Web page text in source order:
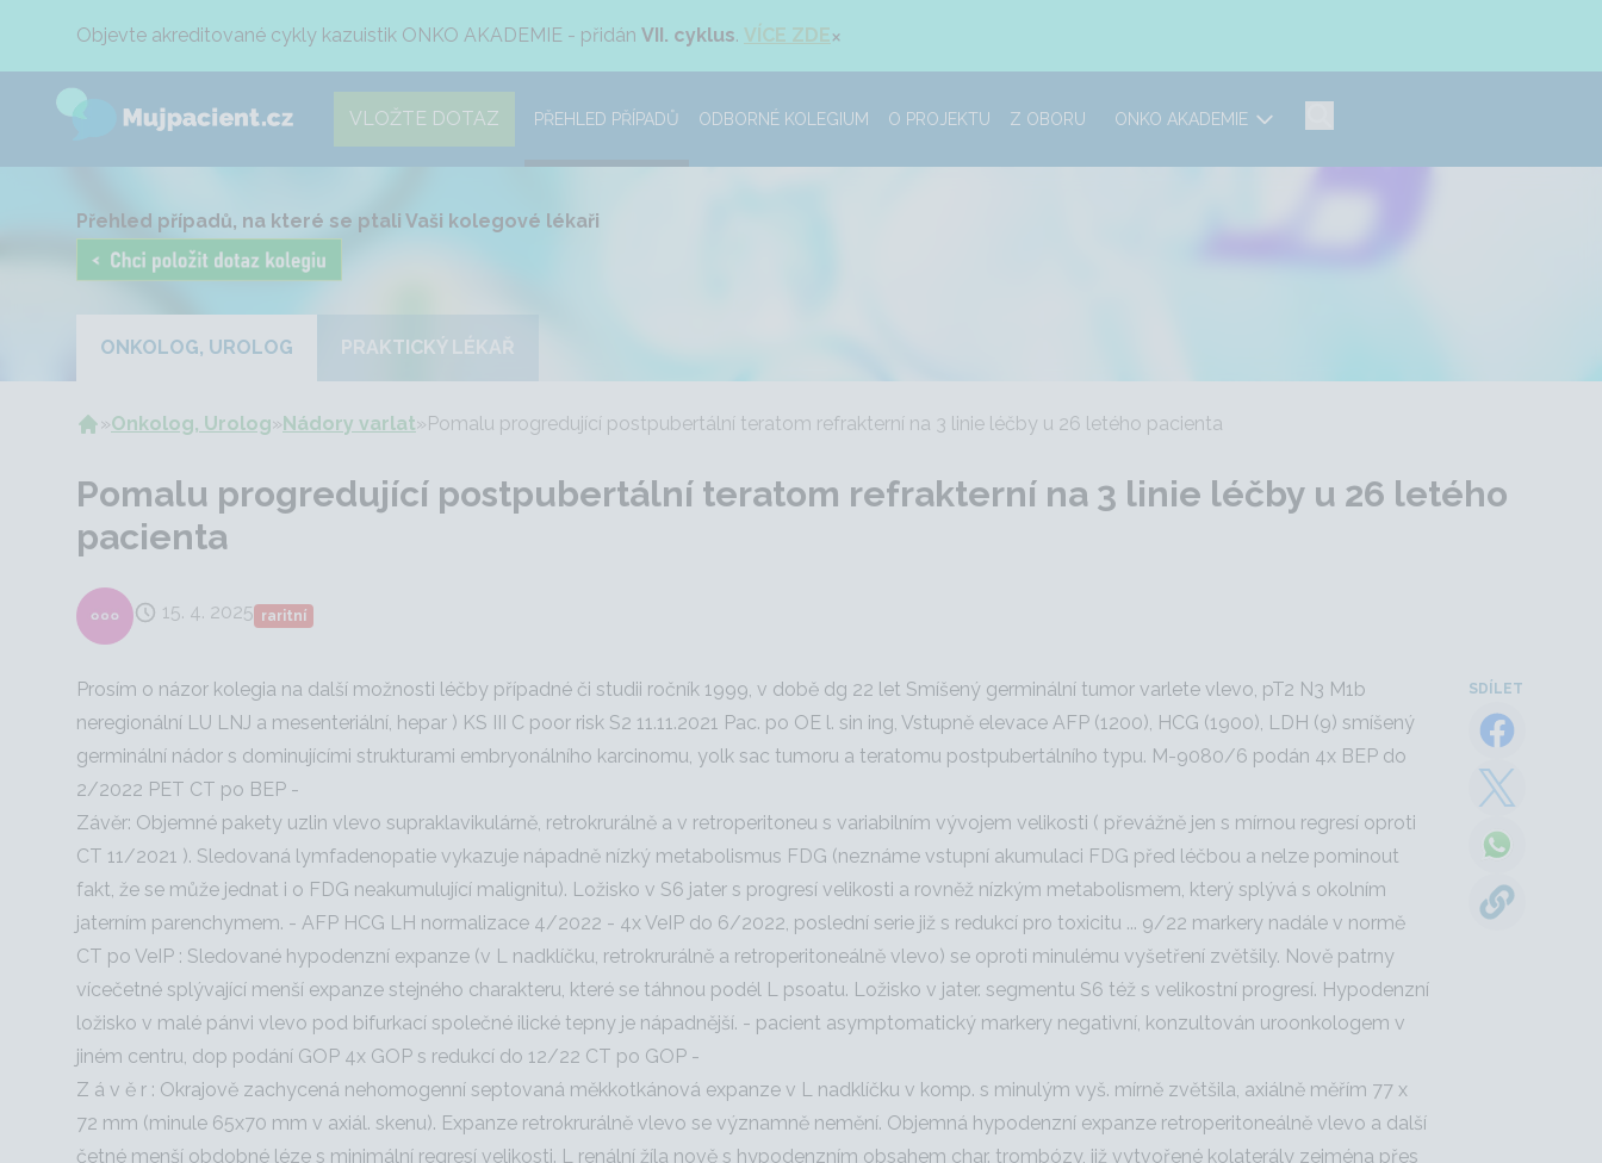
Objevte akreditované cykly kazuistik ONKO AKADEMIE - přidán VII. cyklus. VÍCE ZDE×
VLOŽTE DOTAZ PŘEHLED PŘÍPADŮ ODBORNÉ KOLEGIUM O PROJEKTU Z OBORU ONKO AKADEMIE
Přehled případů, na které se ptali Vaši kolegové lékaři
ONKOLOG, UROLOG PRAKTICKÝ LÉKAŘ
»Onkolog, Urolog»Nádory varlat»Pomalu progredující postpubertální teratom refrakterní na 3 linie léčby u 26 letého pacienta
Pomalu progredující postpubertální teratom refrakterní na 3 linie léčby u 26 letého
pacienta
15. 4. 2025 raritní
Prosím o názor kolegia na další možnosti léčby případné či studii ročník 1999, v době dg 22 let Smíšený germinální tumor varlete vlevo, pT2 N3 M1b
neregionální LU LNJ a mesenteriální, hepar ) KS III C poor risk S2 11.11.2021 Pac. po OE l. sin ing, Vstupně elevace AFP (1200), HCG (1900), LDH (9) smíšený
germinální nádor s dominujícími strukturami embryonálního karcinomu, yolk sac tumoru a teratomu postpubertálního typu. M-9080/6 podán 4x BEP do
2/2022 PET CT po BEP -
Závěr: Objemné pakety uzlin vlevo supraklavikulárně, retrokrurálně a v retroperitoneu s variabilním vývojem velikosti ( převážně jen s mírnou regresí oproti
CT 11/2021 ). Sledovaná lymfadenopatie vykazuje nápadně nízký metabolismus FDG (neznáme vstupní akumulaci FDG před léčbou a nelze pominout
fakt, že se může jednat i o FDG neakumulující malignitu). Ložisko v S6 jater s progresí velikosti a rovněž nízkým metabolismem, který splývá s okolním
jaterním parenchymem. - AFP HCG LH normalizace 4/2022 - 4x VeIP do 6/2022, poslední serie již s redukcí pro toxicitu ... 9/22 markery nadále v normě
CT po VeIP : Sledované hypodenzní expanze (v L nadklíčku, retrokrurálně a retroperitoneálně vlevo) se oproti minulému vyšetření zvětšily. Nově patrny
vícečetné splývající menší expanze stejného charakteru, které se táhnou podél L psoatu. Ložisko v jater. segmentu S6 též s velikostní progresí. Hypodenzní
ložisko v malé pánvi vlevo pod bifurkací společné ilické tepny je nápadnější. - pacient asymptomatický markery negativní, konzultován uroonkologem v
jiném centru, dop podání GOP 4x GOP s redukcí do 12/22 CT po GOP -
Z á v ě r : Okrajově zachycená nehomogenní septovaná měkkotkánová expanze v L nadklíčku v komp. s minulým vyš. mírně zvětšila, axiálně měřím 77 x
72 mm (minule 65x70 mm v axiál. skenu). Expanze retrokrurálně vlevo se významně nemění. Objemná hypodenzní expanze retroperitoneálně vlevo a další
četné menší obdobné léze s minimální regresí velikosti. L renální žíla nově s hypodenzním obsahem char. trombózy, již vytvořené kolaterály zejména přes
SDÍLET